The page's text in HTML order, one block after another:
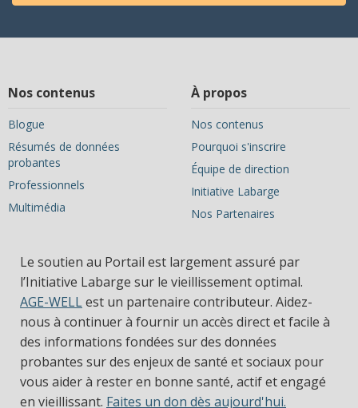
Nos contenus
Blogue
Résumés de données
probantes
Professionnels
Multimédia
À propos
Nos contenus
Pourquoi s'inscrire
Équipe de direction
Initiative Labarge
Nos Partenaires
Le soutien au Portail est largement assuré par
l’Initiative Labarge sur le vieillissement optimal.
AGE-WELLest un partenaire contributeur. Aidez-
nous à continuer à fournir un accès direct et facile à
des informations fondées sur des données
probantes sur des enjeux de santé et sociaux pour
vous aider à rester en bonne santé, actif et engagé
en vieillissant. Faites un don dès aujourd'hui.